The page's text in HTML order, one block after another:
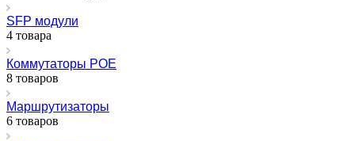
SFP модули
4 товара
Коммутаторы POE
8 товаров
Маршрутизаторы
6 товаров